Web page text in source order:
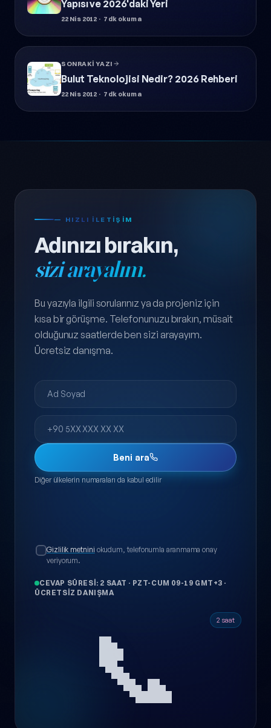
Yapısı ve 2026'daki Yeri
22 Nis 2012 · 7 dk okuma
SONRAKI YAZI
Bulut Teknolojisi Nedir? 2026 Rehberi
22 Nis 2012 · 7 dk okuma
— HIZLI ILETIŞIM
Adınızı bırakın,
sizi arayalım.
Bu yazıyla ilgili sorularınız ya da projeniz için
kısa bir görüşme. Telefonunuzu bırakın, müsait
olduğunuz saatlerde ben sizi arayayım.
Ücretsiz danışma.
Ad Soyad
Telefon
Beni ara
Diğer ülkelerin numaraları da kabul edilir
Gizlilik metnini okudum, telefonumla aranmama onay
veriyorum.
CEVAP SÜRESI: 2 SAAT · PZT-CUM 09-19 GMT+3 ·
ÜCRETSIZ DANIŞMA
📞 2 saat